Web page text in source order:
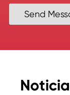
Send